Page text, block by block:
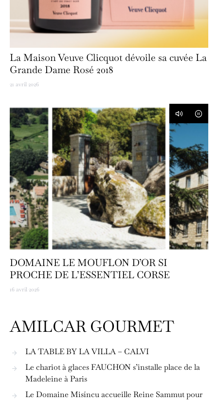
La Maison Veuve Clicquot dévoile sa cuvée La
Grande Dame Rosé 2018
21 avril 2026
DOMAINE LE MOUFLON D’OR SI
PROCHE DE L’ESSENTIEL CORSE
16 avril 2026
AMILCAR GOURMET
LA TABLE BY LA VILLA – CALVI
Le chariot à glaces FAUCHON s’installe place de la
Madeleine à Paris
Le Domaine Misíncu accueille Reine Sammut pour